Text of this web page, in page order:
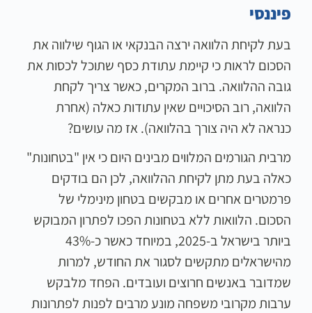
פיננסי
בעת לקיחת הלוואה ירצה הבנקאי או הגוף שילווה את
הסכום לראות כי קיימת עתודת כסף שתוכל לכסות את
גובה ההלוואה. ברוב המקרים, כאשר צריך לקחת
הלוואה, רוב הסיכויים שאין עתודות כאלה (אחרת
כנראה לא היה צורך בהלוואה). אז מה עושים?
מרבית הגורמים המלווים מבינים היום כי אין "בטחונות"
כאלה בעת מתן לקיחת ההלוואה, לכן הם בודקים
פרמטרים אחרים או מבקשים בטחון מינימלי של
הסכום. הלוואות ללא בטחונות הפכו לפתרון המבוקש
ביותר בישראל ב-2025, במיוחד כאשר כ-43%
מהישראלים מתקשים לסגור את החודש, למרות
שמדובר באנשים חרוצים ועובדים. הפחד מלבקש
ערבות מקרובי משפחה מונע מרבים לפנות לפתרונות